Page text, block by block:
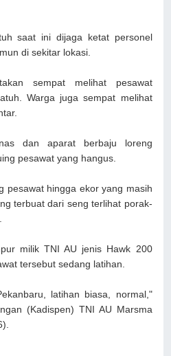
saat ini dijaga ketat personel
di sekitar lokasi.
sempat melihat pesawat
Warga juga sempat melihat
dan aparat berbaju loreng
pesawat yang hangus.
pesawat hingga ekor yang masih
terbuat dari seng terlihat porak-
milik TNI AU jenis Hawk 200
tersebut sedang latihan.
latihan biasa, normal,"
(Kadispen) TNI AU Marsma